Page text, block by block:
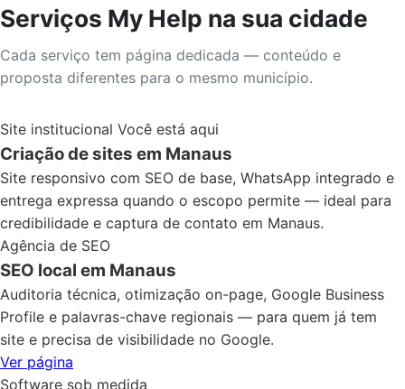
Serviços My Help na sua cidade
Cada serviço tem página dedicada — conteúdo e
proposta diferentes para o mesmo município.
Site institucional Você está aqui
Criação de sites em Manaus
Site responsivo com SEO de base, WhatsApp integrado e
entrega expressa quando o escopo permite — ideal para
credibilidade e captura de contato em Manaus.
Agência de SEO
SEO local em Manaus
Auditoria técnica, otimização on-page, Google Business
Profile e palavras-chave regionais — para quem já tem
site e precisa de visibilidade no Google.
Ver página
Software sob medida